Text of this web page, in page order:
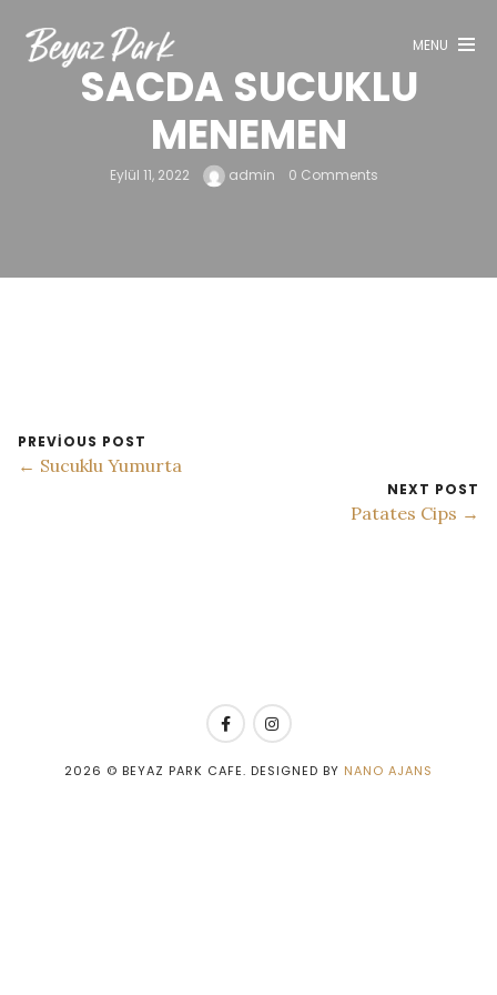
Keşfet
Menü
Rezervasyon
MENU
SACDA SUCUKLU
MENEMEN
Eylül 11, 2022 admin 0 Comments
PREVIOUS POST
← Sucuklu Yumurta
NEXT POST
Patates Cips →
2026 © BEYAZ PARK CAFE. DESIGNED BY NANO AJANS